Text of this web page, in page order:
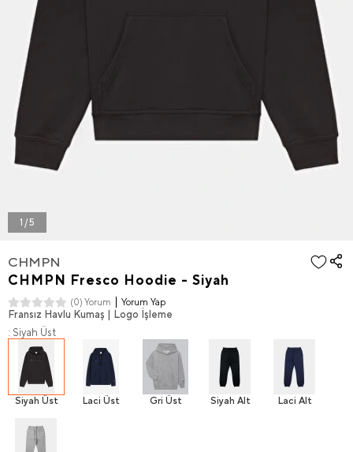
1 / 5
CHMPN
CHMPN Fresco Hoodie - Siyah
(0) Yorum Yorum Yap
Fransız Havlu Kumaş | Logo İşleme
: Siyah Üst
Siyah Üst Laci Üst Gri Üst Siyah Alt Laci Alt